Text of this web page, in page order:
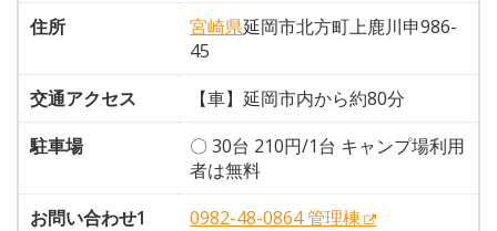
住所
宮崎県延岡市北方町上鹿川申986-
45
交通アクセス
【車】延岡市内から約80分
駐車場
〇 30台 210円/1台 キャンプ場利用
者は無料
お問い合わせ1
0982-48-0864 管理棟